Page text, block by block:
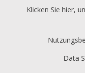
Klicken Sie hier,
Data